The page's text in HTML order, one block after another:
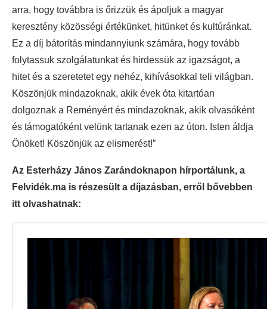
arra, hogy továbbra is őrizzük és ápoljuk a magyar
keresztény közösségi értékünket, hitünket és kultúránkat.
Ez a díj bátorítás mindannyiunk számára, hogy tovább
folytassuk szolgálatunkat és hirdessük az igazságot, a
hitet és a szeretetet egy nehéz, kihívásokkal teli világban.
Köszönjük mindazoknak, akik évek óta kitartóan
dolgoznak a Reményért és mindazoknak, akik olvasóként
és támogatóként velünk tartanak ezen az úton. Isten áldja
Önöket! Köszönjük az elismerést!”
Az Esterházy János Zarándoknapon hírportálunk, a
Felvidék.ma is részesült a díjazásban, erről bővebben
itt olvashatnak: